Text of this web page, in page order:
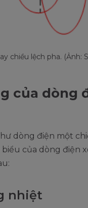
chiều lệch pha. (Ảnh:
của dòng
dòng điện một
của dòng điện
nhiệt